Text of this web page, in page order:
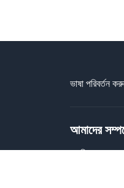
ভাষা পরিবর্তন
আমাদের
গ্রাফিক বাংলা